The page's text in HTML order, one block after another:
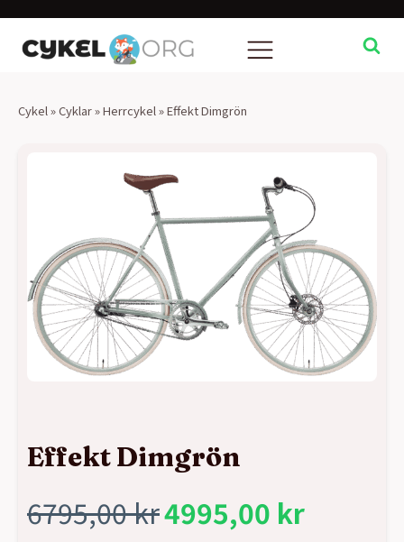
Cykel »Cyklar»Herrcykel »Effekt Dimgrön
Effekt Dimgrön
6795,00kr
Det
4995,00 kr
Det